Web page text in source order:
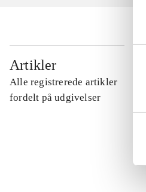
Artikler
Alle registrerede artikler
fordelt på udgivelser